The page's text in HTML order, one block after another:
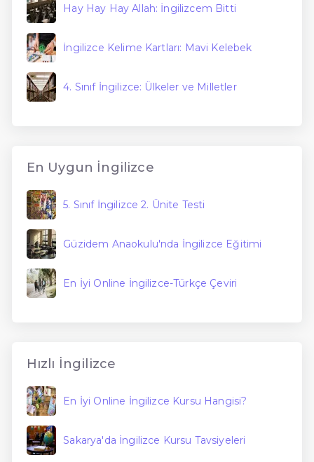
Hay Hay Hay Allah: İngilizcem Bitti
İngilizce Kelime Kartları: Mavi Kelebek
4. Sınıf İngilizce: Ülkeler ve Milletler
En Uygun İngilizce
5. Sınıf İngilizce 2. Ünite Testi
Güzidem Anaokulu'nda İngilizce Eğitimi
En İyi Online İngilizce-Türkçe Çeviri
Hızlı İngilizce
En İyi Online İngilizce Kursu Hangisi?
Sakarya'da İngilizce Kursu Tavsiyeleri